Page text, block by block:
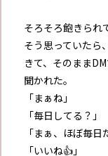
そろそろ飽きら
そう思っていたら
きて、そのまま
聞かれた。
「まぁね」
「毎日してる？」
「まぁ、ほぼ毎日
「いいね👍」